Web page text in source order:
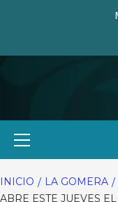
INICIO LA GOMERA
ABRE ESTE JUEVES